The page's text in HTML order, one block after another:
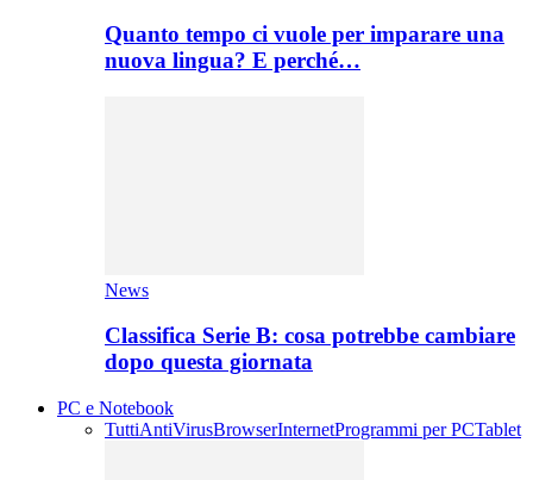
Quanto tempo ci vuole per imparare una
nuova lingua? E perché…
News
Classifica Serie B: cosa potrebbe cambiare
dopo questa giornata
PC e Notebook
TuttiAntiVirusBrowserInternetProgrammi per PCTablet